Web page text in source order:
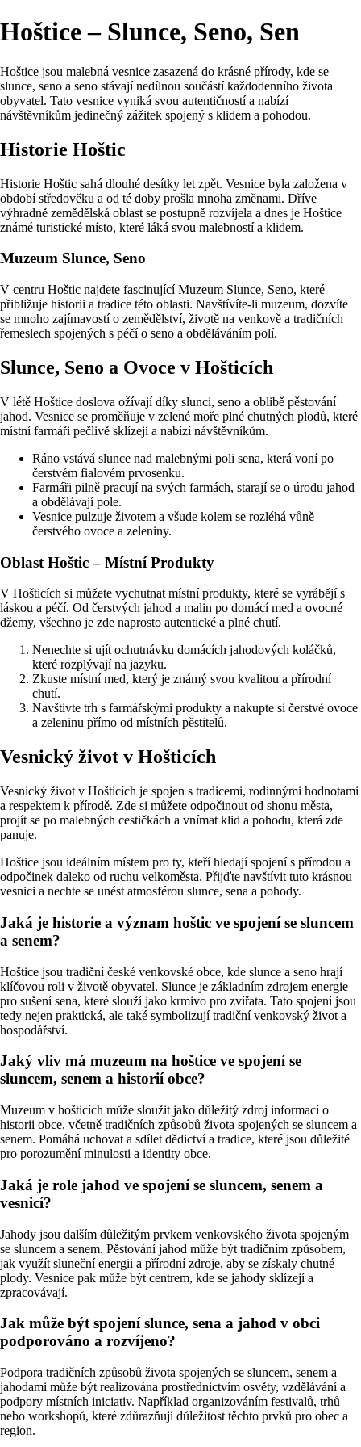
Hoštice – Slunce, Seno, Sen
Hoštice jsou malebná vesnice zasazená do krásné přírody, kde se
slunce, seno a seno stávají nedílnou součástí každodenního života
obyvatel. Tato vesnice vyniká svou autentičností a nabízí
návštěvníkům jedinečný zážitek spojený s klidem a pohodou.
Historie Hoštic
Historie Hoštic sahá dlouhé desítky let zpět. Vesnice byla založena v
období středověku a od té doby prošla mnoha změnami. Dříve
výhradně zemědělská oblast se postupně rozvíjela a dnes je Hoštice
známé turistické místo, které láká svou malebností a klidem.
Muzeum Slunce, Seno
V centru Hoštic najdete fascinující Muzeum Slunce, Seno, které
přibližuje historii a tradice této oblasti. Navštívíte-li muzeum, dozvíte
se mnoho zajímavostí o zemědělství, životě na venkově a tradičních
řemeslech spojených s péčí o seno a obděláváním polí.
Slunce, Seno a Ovoce v Hošticích
V létě Hoštice doslova ožívají díky slunci, seno a oblibě pěstování
jahod. Vesnice se proměňuje v zelené moře plné chutných plodů, které
místní farmáři pečlivě sklízejí a nabízí návštěvníkům.
Ráno vstává slunce nad malebnými poli sena, která voní po
čerstvém fialovém prvosenku.
Farmáři pilně pracují na svých farmách, starají se o úrodu jahod
a obdělávají pole.
Vesnice pulzuje životem a všude kolem se rozléhá vůně
čerstvého ovoce a zeleniny.
Oblast Hoštic – Místní Produkty
V Hošticích si můžete vychutnat místní produkty, které se vyrábějí s
láskou a péčí. Od čerstvých jahod a malin po domácí med a ovocné
džemy, všechno je zde naprosto autentické a plné chutí.
Nenechte si ujít ochutnávku domácích jahodových koláčků,
které rozplývají na jazyku.
Zkuste místní med, který je známý svou kvalitou a přírodní
chutí.
Navštivte trh s farmářskými produkty a nakupte si čerstvé ovoce
a zeleninu přímo od místních pěstitelů.
Vesnický život v Hošticích
Vesnický život v Hošticích je spojen s tradicemi, rodinnými hodnotami
a respektem k přírodě. Zde si můžete odpočinout od shonu města,
projít se po malebných cestičkách a vnímat klid a pohodu, která zde
panuje.
Hoštice jsou ideálním místem pro ty, kteří hledají spojení s přírodou a
odpočinek daleko od ruchu velkoměsta. Přijďte navštívit tuto krásnou
vesnici a nechte se unést atmosférou slunce, sena a pohody.
Jaká je historie a význam hoštic ve spojení se sluncem
a senem?
Hoštice jsou tradiční české venkovské obce, kde slunce a seno hrají
klíčovou roli v životě obyvatel. Slunce je základním zdrojem energie
pro sušení sena, které slouží jako krmivo pro zvířata. Tato spojení jsou
tedy nejen praktická, ale také symbolizují tradiční venkovský život a
hospodářství.
Jaký vliv má muzeum na hoštice ve spojení se
sluncem, senem a historií obce?
Muzeum v hošticích může sloužit jako důležitý zdroj informací o
historii obce, včetně tradičních způsobů života spojených se sluncem a
senem. Pomáhá uchovat a sdílet dědictví a tradice, které jsou důležité
pro porozumění minulosti a identity obce.
Jaká je role jahod ve spojení se sluncem, senem a
vesnicí?
Jahody jsou dalším důležitým prvkem venkovského života spojeným
se sluncem a senem. Pěstování jahod může být tradičním způsobem,
jak využít sluneční energii a přírodní zdroje, aby se získaly chutné
plody. Vesnice pak může být centrem, kde se jahody sklízejí a
zpracovávají.
Jak může být spojení slunce, sena a jahod v obci
podporováno a rozvíjeno?
Podpora tradičních způsobů života spojených se sluncem, senem a
jahodami může být realizována prostřednictvím osvěty, vzdělávání a
podpory místních iniciativ. Například organizováním festivalů, trhů
nebo workshopů, které zdůrazňují důležitost těchto prvků pro obec a
region.